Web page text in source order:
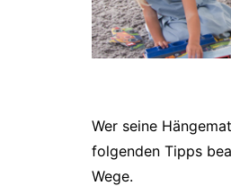
Wer seine
folgenden Tipps
Wege.